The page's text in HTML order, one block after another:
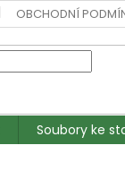
OBCHODNÍ
Soubory ke